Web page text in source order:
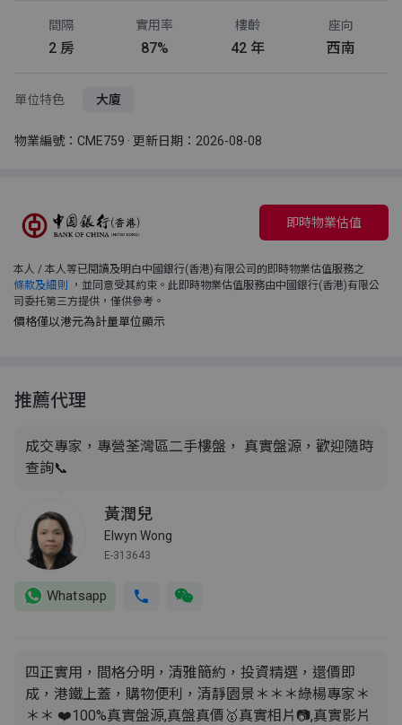
間隔
2 房
實用率
87%
樓齡
42 年
座向
西南
單位特色 大廈
物業編號：CME759 · 更新日期：2026-08-08
即時物業估值
本人 / 本人等已閱讀及明白中國銀行(香港)有限公司的即時物業估值服務之
條款及細則
，並同意受其約束。此即時物業估值服務由中國銀行(香港)有限公
司委托第三方提供，僅供參考。
價格僅以港元為計量單位顯示
推薦代理
成交專家，專營荃灣區二手樓盤， 真實盤源，歡迎隨時
查詢📞
黃潤兒
Elwyn Wong
E-313643
Whatsapp
四正實用，間格分明，清雅簡約，投資精選，還價即
成，港鐵上蓋，購物便利，清靜園景＊＊＊綠楊專家＊
＊＊ ❤️100%真實盤源,真盤真價🥇真實相片📷,真實影片